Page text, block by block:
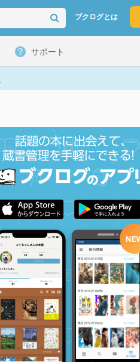
ブクログとは
サポート